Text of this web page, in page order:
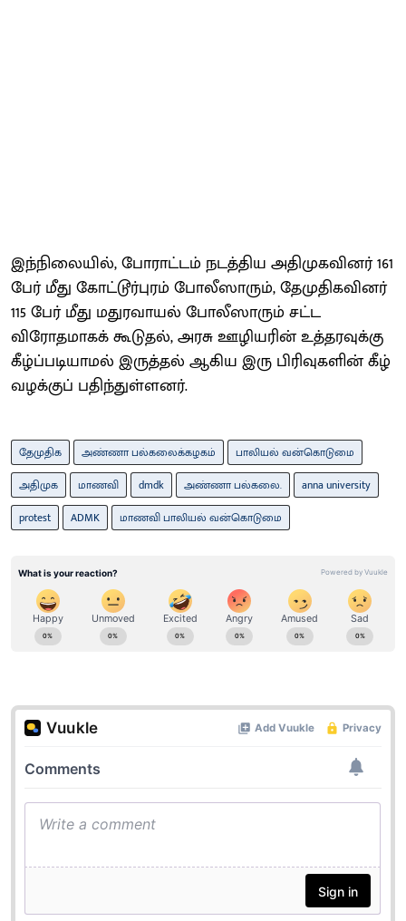
இந்நிலையில், போராட்டம் நடத்திய அதிமுகவினர் 161
பேர் மீது கோட்டூர்புரம் போலீஸாரும், தேமுதிகவினர்
115 பேர் மீது மதுரவாயல் போலீஸாரும் சட்ட
விரோதமாகக் கூடுதல், அரசு ஊழியரின் உத்தரவுக்கு
கீழ்ப்படியாமல் இருத்தல் ஆகிய இரு பிரிவுகளின் கீழ்
வழக்குப் பதிந்துள்ளனர்.
தேமுதிக அண்ணா பல்கலைக்கழகம்
பாலியல் வன்கொடுமை
அதிமுக
மாணவி dmdk அண்ணா பல்கலை.
anna university
protest
ADMK மாணவி பாலியல் வன்கொடுமை